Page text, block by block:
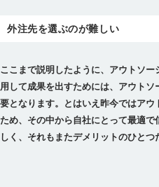
外注先を選ぶのが難しい
ここまで説明したように、アウトソ
用して成果を出すためには、アウト
要となります。とはいえ昨今ではアウ
ため、その中から自社にとって最適
しく、それもまたデメリットのひとつ